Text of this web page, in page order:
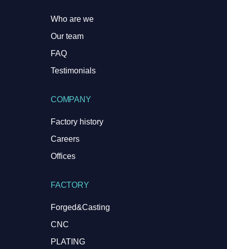
Who are we
Our team
FAQ
Testimonials
COMPANY
Factory history
Careers
Offices
FACTORY
Forged&Casting
CNC
PLATING